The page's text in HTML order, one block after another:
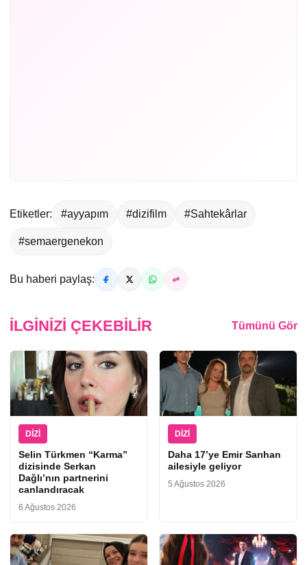
Etiketler: #ayyapım #dizifilm #Sahtekârlar
#semaergenekon
Bu haberi paylaş:
İLGINIZI ÇEKEBILIR Tümünü Gör
DIZI
Selin Türkmen “Karma”
dizisinde Serkan
Dağlı’nın partnerini
canlandıracak
6 Ağustos 2026
DIZI
Daha 17’ye Emir Sarıhan
ailesiyle geliyor
5 Ağustos 2026